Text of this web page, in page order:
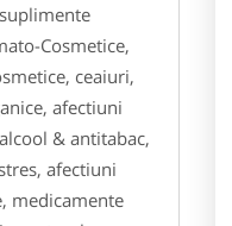
Cosmetice,
ceaiuri,
afectiuni
& antitabac,
afectiuni
medicamente